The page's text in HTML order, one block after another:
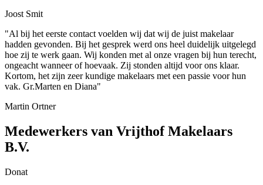
Joost Smit
"Al bij het eerste contact voelden wij dat wij de juist makelaar
hadden gevonden. Bij het gesprek werd ons heel duidelijk uitgelegd
hoe zij te werk gaan. Wij konden met al onze vragen bij hun terecht,
ongeacht wanneer of hoevaak. Zij stonden altijd voor ons klaar.
Kortom, het zijn zeer kundige makelaars met een passie voor hun
vak. Gr.Marten en Diana"
Martin Ortner
Medewerkers van Vrijthof Makelaars
B.V.
Donat